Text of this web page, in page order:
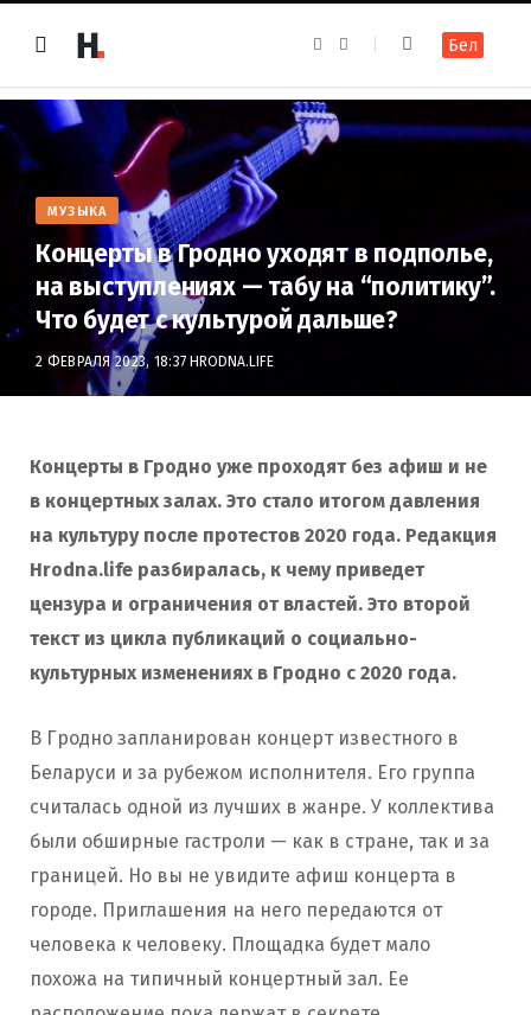
e
b
o
o
t
a
g
r
Бел
МУЗЫКА
Концерты в Гродно уходят в подполье,
на выступлениях — табу на “политику”.
Что будет с культурой дальше?
2 ФЕВРАЛЯ 2023, 18:37 HRODNA.LIFE
Концерты в Гродно уже проходят без афиш и не
в концертных залах. Это стало итогом давления
на культуру после протестов 2020 года. Редакция
Hrodna.life разбиралась, к чему приведет
цензура и ограничения от властей. Это второй
текст из цикла публикаций о социально-
культурных изменениях в Гродно с 2020 года.
В Гродно запланирован концерт известного в
Беларуси и за рубежом исполнителя. Его группа
считалась одной из лучших в жанре. У коллектива
были обширные гастроли — как в стране, так и за
границей. Но вы не увидите афиш концерта в
городе. Приглашения на него передаются от
человека к человеку. Площадка будет мало
похожа на типичный концертный зал. Ее